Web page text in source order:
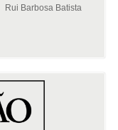
Rui Barbosa Batista